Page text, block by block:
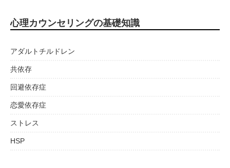
心理カウンセリングの基礎知識
アダルトチルドレン
共依存
回避依存症
恋愛依存症
ストレス
HSP